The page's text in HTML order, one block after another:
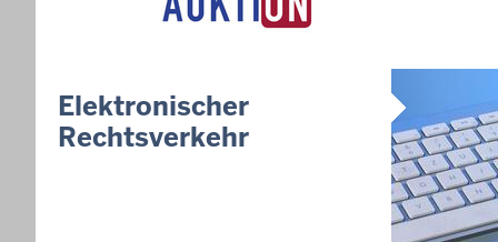
Justiz der
Minister
Projekts
Nordrhein-
Newsletter
Elektronischer
Rechtsverkehr